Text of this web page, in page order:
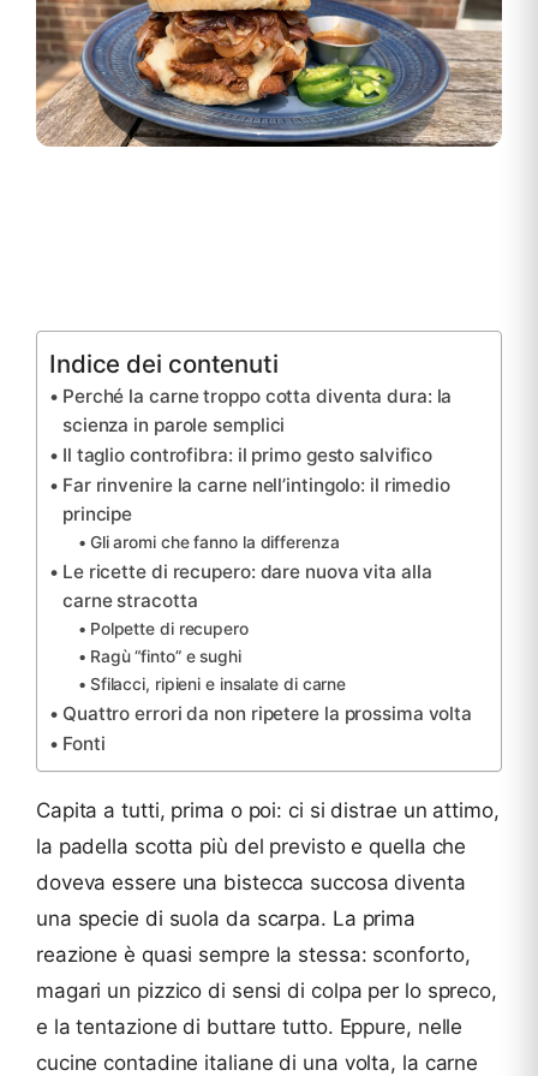
Indice dei contenuti
Perché la carne troppo cotta diventa dura: la
scienza in parole semplici
Il taglio controfibra: il primo gesto salvifico
Far rinvenire la carne nell’intingolo: il rimedio
principe
Gli aromi che fanno la differenza
Le ricette di recupero: dare nuova vita alla
carne stracotta
Polpette di recupero
Ragù “finto” e sughi
Sfilacci, ripieni e insalate di carne
Quattro errori da non ripetere la prossima volta
Fonti
Capita a tutti, prima o poi: ci si distrae un attimo,
la padella scotta più del previsto e quella che
doveva essere una bistecca succosa diventa
una specie di suola da scarpa. La prima
reazione è quasi sempre la stessa: sconforto,
magari un pizzico di sensi di colpa per lo spreco,
e la tentazione di buttare tutto. Eppure, nelle
cucine contadine italiane di una volta, la carne